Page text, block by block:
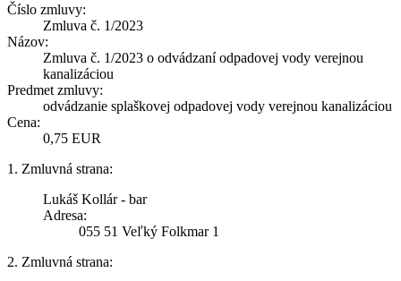
Číslo zmluvy:
Zmluva č. 1/2023
Názov:
Zmluva č. 1/2023 o odvádzaní odpadovej vody verejnou
kanalizáciou
Predmet zmluvy:
odvádzanie splaškovej odpadovej vody verejnou kanalizáciou
Cena:
0,75 EUR
1. Zmluvná strana:
Lukáš Kollár - bar
Adresa:
055 51 Veľký Folkmar 1
2. Zmluvná strana: